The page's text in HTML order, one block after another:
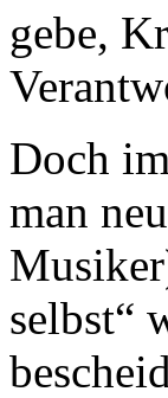
gebe,
Doch
man
selbst“